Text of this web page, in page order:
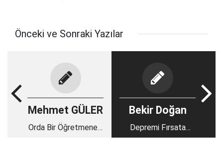
Önceki ve Sonraki Yazılar
Mehmet GÜLER
Orda Bir Öğretmenevi
Bekir Doğan
Depremi Fırsata
Çeviremedik!